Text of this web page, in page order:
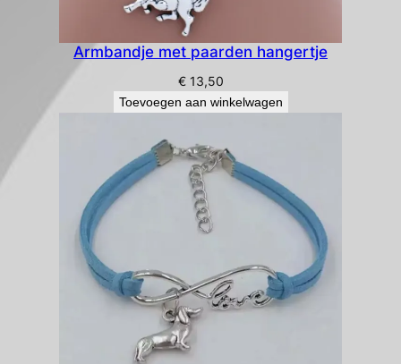
Armbandje met paarden hangertje
€13,50
Toevoegen aan winkelwagen